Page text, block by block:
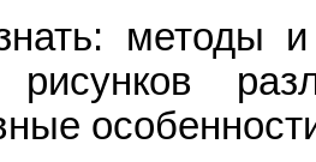
методы